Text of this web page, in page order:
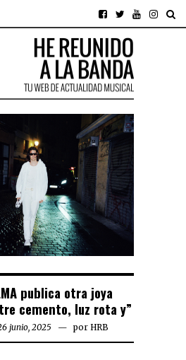
publica otra joya
cemento, luz rota y”
junio, 2025 por HRB